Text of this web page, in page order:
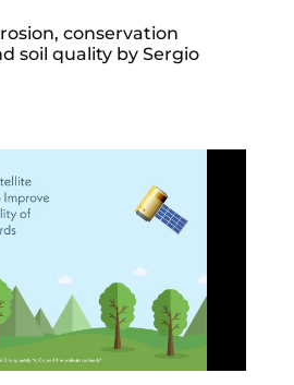
conservation
soil quality by Sergio